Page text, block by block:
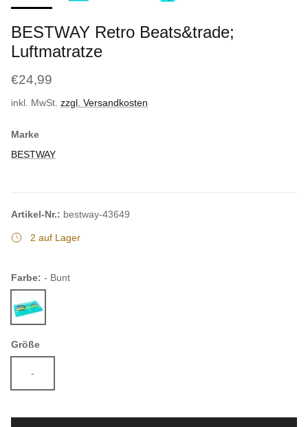
BESTWAY Retro Beats&trade;
Luftmatratze
€24,99
inkl. MwSt. zzgl. Versandkosten
Marke
BESTWAY
Artikel-Nr.: bestway-43649
2 auf Lager
Farbe: - Bunt
Größe
-